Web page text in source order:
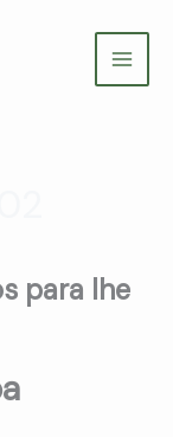
para lhe